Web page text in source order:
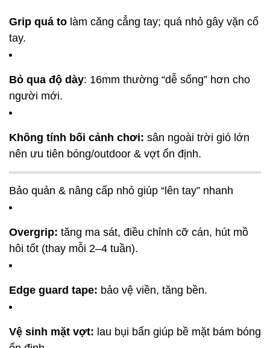
Grip quá to làm căng cẳng tay; quá nhỏ gây vặn cổ
tay.
Bỏ qua độ dày: 16mm thường “dễ sống” hơn cho
người mới.
Không tính bối cảnh chơi: sân ngoài trời gió lớn
nên ưu tiên bóng/outdoor & vợt ổn định.
Bảo quản & nâng cấp nhỏ giúp “lên tay” nhanh
Overgrip: tăng ma sát, điều chỉnh cỡ cán, hút mồ
hôi tốt (thay mỗi 2–4 tuần).
Edge guard tape: bảo vệ viền, tăng bền.
Vệ sinh mặt vợt: lau bụi bẩn giúp bề mặt bám bóng